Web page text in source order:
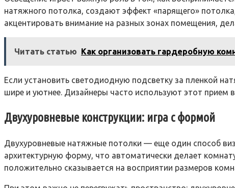
натяжного потолка, создают эффект «парящего»
акцентировать внимание на разных зонах помещения,
Читать статью Как организовать гардеробную
Если установить светодиодную подсветку за пленкой
шире и уютнее. Дизайнеры часто используют этот прием
Двухуровневые конструкции: игра с формой
Двухуровневые натяжные потолки — еще один способ
архитектурную форму, что автоматически делает
положительно сказывается на восприятии размеров